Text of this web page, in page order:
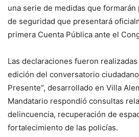
una serie de medidas que
de seguridad que presentará
primera Cuenta Pública ante el
Las declaraciones fueron
edición del conversatorio
Presente”, desarrollado en Villa
Mandatario respondió consultas
delincuencia, recuperación de
fortalecimiento de las policías.